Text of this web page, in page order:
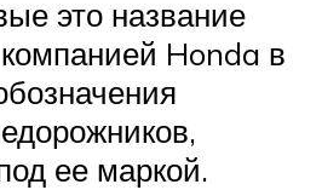
это название
Honda в
ее маркой.